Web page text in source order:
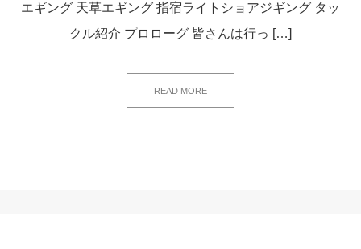
エギング 天草エギング 指宿ライトショアジギング タッ
クル紹介 プロローグ 皆さんは行っ […]
READ MORE